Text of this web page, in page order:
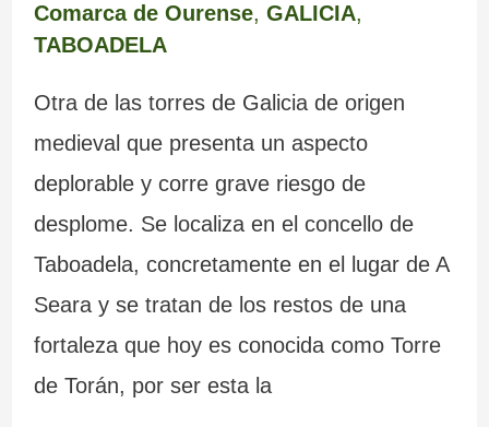
Comarca de Ourense, GALICIA,
TABOADELA
Otra de las torres de Galicia de origen
medieval que presenta un aspecto
deplorable y corre grave riesgo de
desplome. Se localiza en el concello de
Taboadela, concretamente en el lugar de A
Seara y se tratan de los restos de una
fortaleza que hoy es conocida como Torre
de Torán, por ser esta la